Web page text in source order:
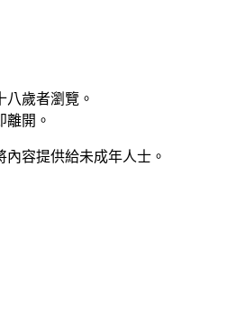
八歲者瀏覽。
離開。
容提供給未成年人士。